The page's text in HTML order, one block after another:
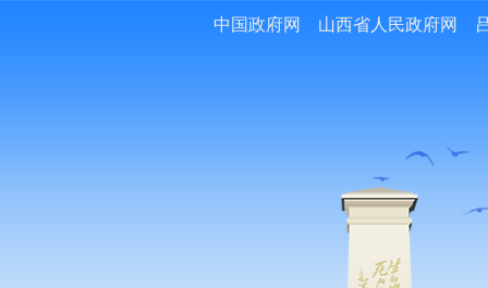
中国政府网 山西省人民政府网